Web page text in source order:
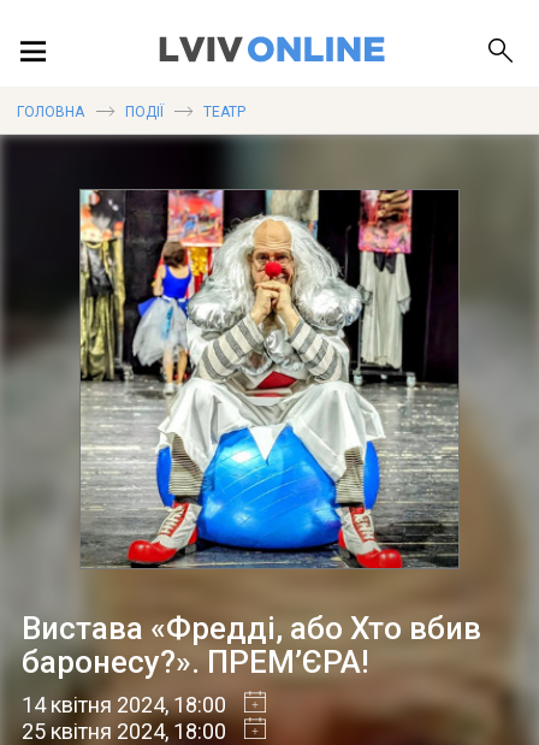
ПУБЛІКАЦІЇ
ДОВІДКА
ГОЛОВНА ПОДІЇ ТЕАТР
Вистава «Фредді, або Хто вбив
баронесу?». ПРЕМ’ЄРА!
14 квітня 2024, 18:00
25 квітня 2024, 18:00